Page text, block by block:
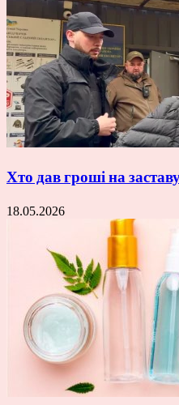
Хто дав гроші на
18.05.2026